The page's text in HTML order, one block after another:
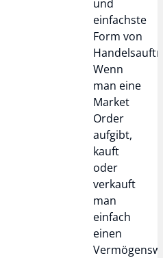
und
einfachste
Form von
Wenn
man eine
Market
Order
aufgibt,
kauft
oder
verkauft
man
einfach
einen